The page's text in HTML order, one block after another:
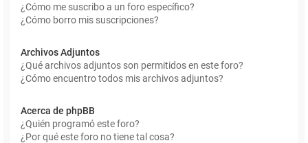
¿Cómo me suscribo a un foro específico?
¿Cómo borro mis suscripciones?
Archivos Adjuntos
¿Qué archivos adjuntos son permitidos en este foro?
¿Cómo encuentro todos mis archivos adjuntos?
Acerca de phpBB
¿Quién programó este foro?
¿Por qué este foro no tiene tal cosa?